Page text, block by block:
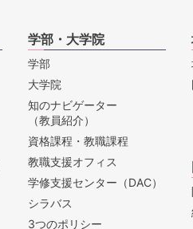
学部・大学院
学部
大学院
知のナビゲーター
（教員紹介）
資格課程・教職課程
教職支援オフィス
学修支援センター（DAC）
シラバス
3つのポリシー